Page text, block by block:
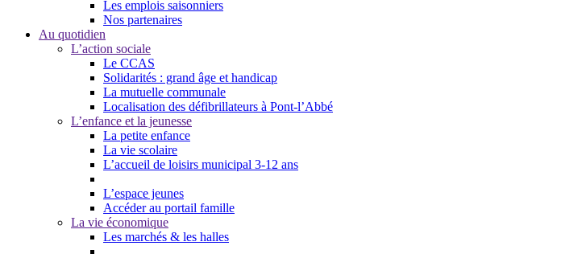
Les emplois saisonniers
Nos partenaires
Au quotidien
L’action sociale
Le CCAS
Solidarités : grand âge et handicap
La mutuelle communale
Localisation des défibrillateurs à Pont-l’Abbé
L’enfance et la jeunesse
La petite enfance
La vie scolaire
L’accueil de loisirs municipal 3-12 ans
L’espace jeunes
Accéder au portail famille
La vie économique
Les marchés & les halles